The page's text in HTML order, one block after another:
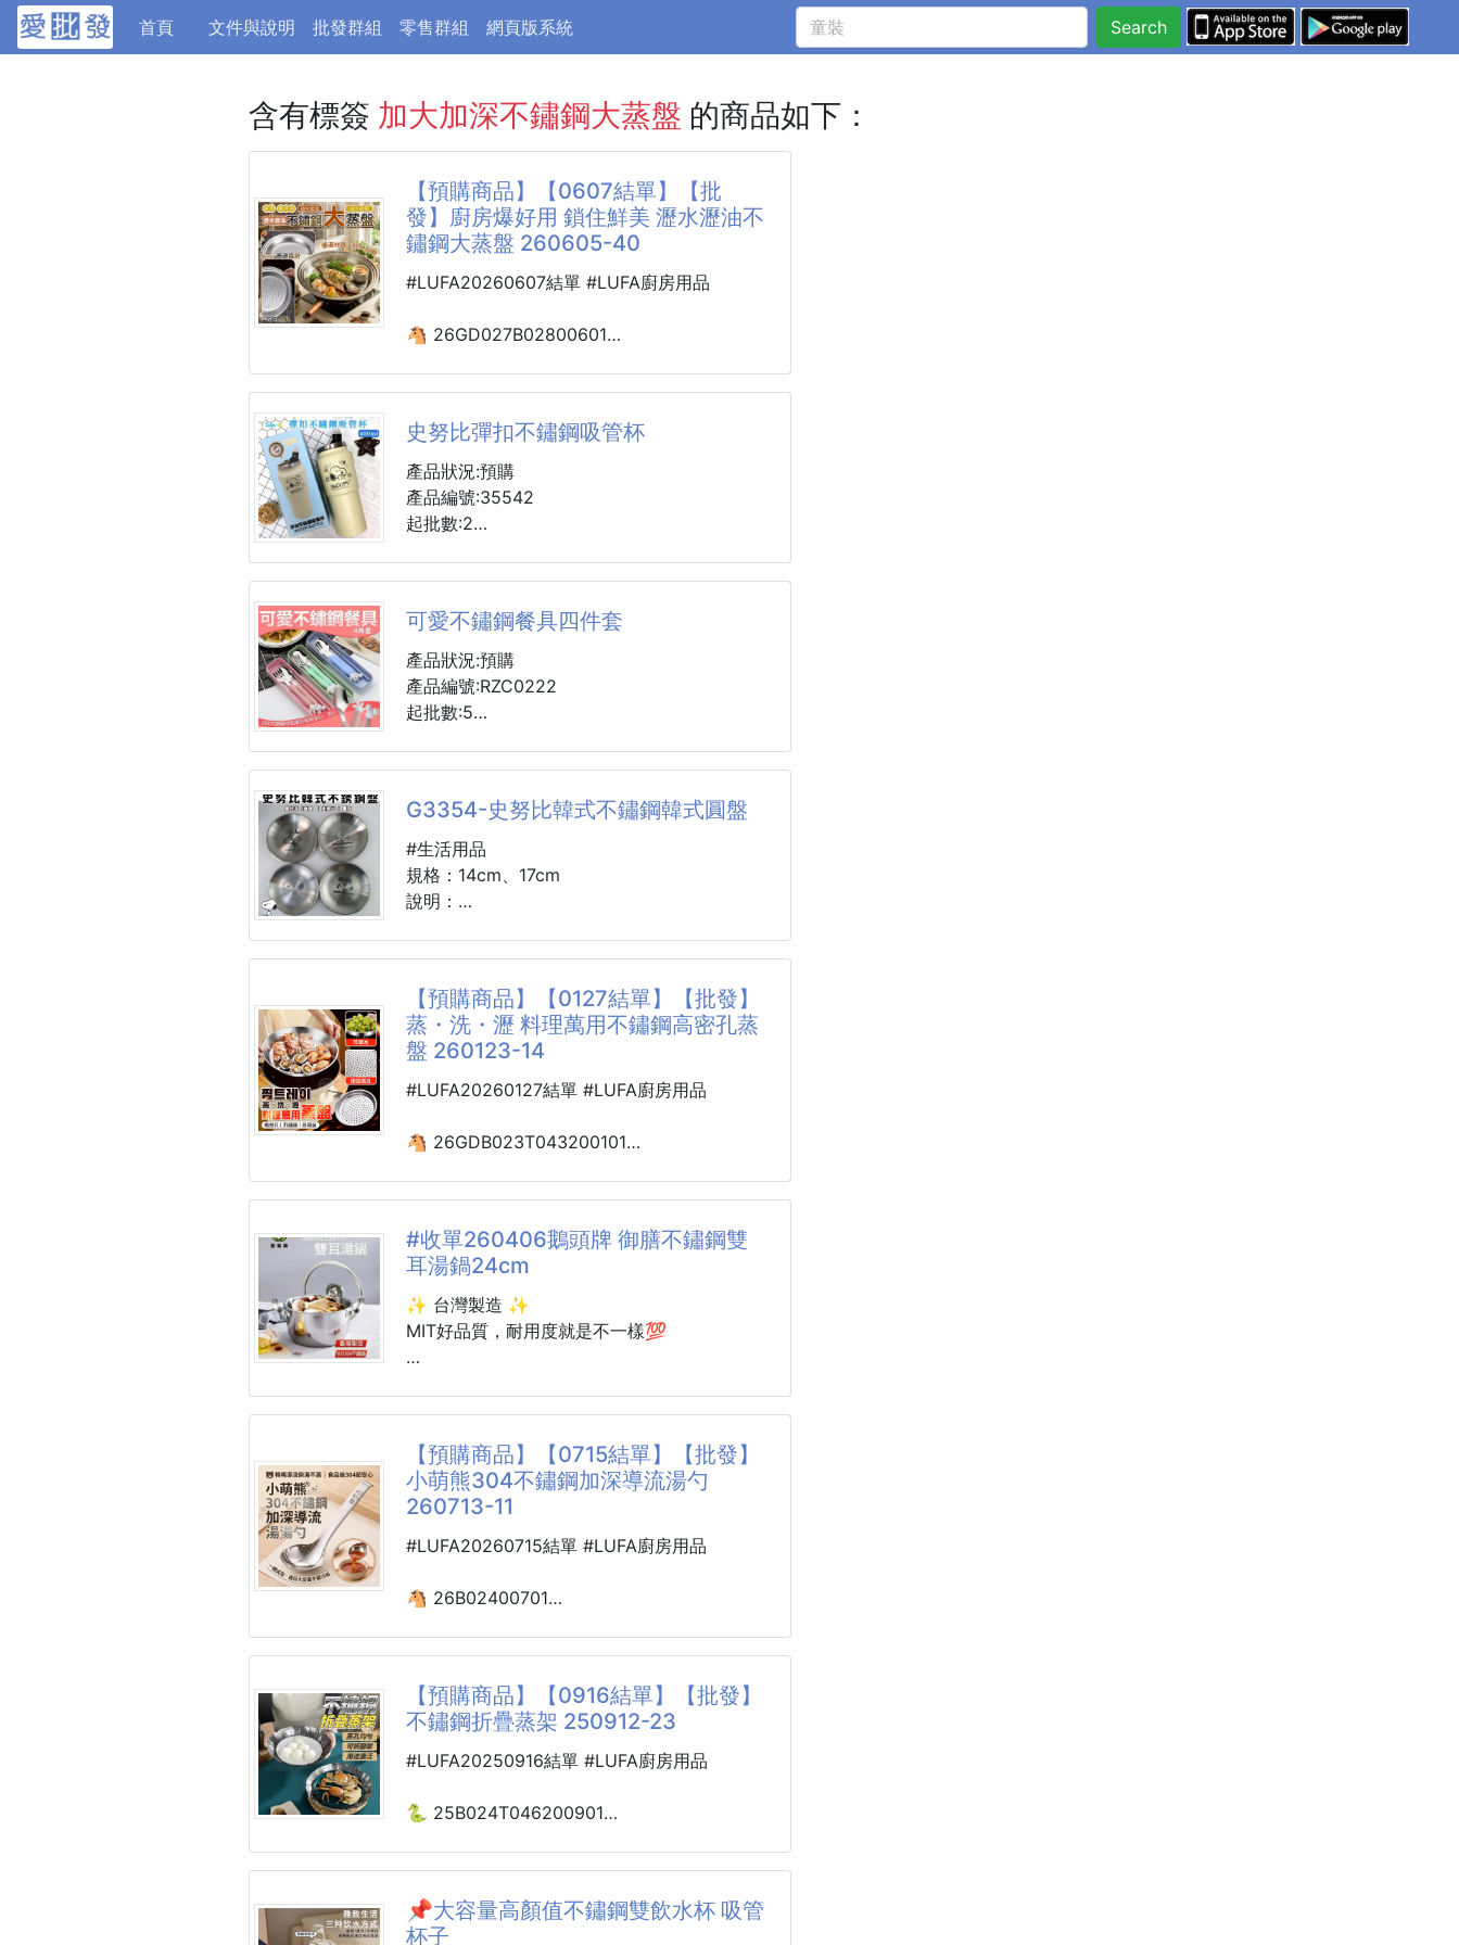
首頁(current)文件與說明 批發群組 零售群組 網頁版系統 Search
含有標簽 加大加深不鏽鋼大蒸盤 的商品如下：
【預購商品】【0607結單】【批
發】廚房爆好用 鎖住鮮美 瀝水瀝油不
鏽鋼大蒸盤 260605-40
#LUFA20260607結單 #LUFA廚房用品
🐴 26GD027B02800601
【商品說明】-
還在用傳統的小蒸架，東西多一點就放不下
嗎？
換上這款#加大加深不鏽鋼大蒸盤，讓你的料理
✅鎖住鮮美：
密集均勻的蒸孔，讓蒸氣360度環繞，加熱迅
速，鎖住食材原汁原味。
✅瀝水瀝油：
特殊設計可當瀝水盤使用，洗菜、濾油一盤多
用，廚房不再亂糟糟。
✅加大空間：
超大直徑，整條魚、整盤螃蟹、甚至蒸蛋跟配
菜同時上桌都沒問題。
✅安心材
史努比彈扣不鏽鋼吸管杯
產品狀況:預購
產品編號:35542
起批數:2
#史努比 #不鏽鋼 #吸管杯
可愛不鏽鋼餐具四件套
產品狀況:預購
產品編號:RZC0222
起批數:5
可愛又迷人的卡通角色陪伴我吃飯～
繽紛色彩配上食物，簡直色香味俱全～
３０４不鏽鋼材質讓我吃進去很安心，外面的
免洗餐具超可怕的，一定要自己帶自己的才衛
還有附帶盒子裝我的吃飯功具，買一個有四
叉子特殊的防掉設計，更不用讓我再那邊戳個
老半天還叉不起來～
hen~~貼心又安心的外帶餐具組~揪感心唷～
（ ^.＜ ）揪咪
#不鏽鋼餐具 #不鏽鋼 #餐具 #廚房用品
G3354-史努比韓式不鏽鋼韓式圓盤
#生活用品
規格：14cm、17cm
說明：
🐶史努比🐶超級卡哇伊💖💖
✨超萌餐盤～來啦✨✨✨✨
🟡中秋節必備商品🟡
😎超好用～一定要多＋幾組～
♻️韓式～不銹鋼材質♻️
🌈輕巧好拿小朋友也能用
🌈易清洗不殘油不染色
🌈不鏽鋼材質耐用抗摔
🌟高顏值＋超實用
💯小朋友用餐更有興趣
🎁送禮自用都好看
🦴吃飯吐骨頭的盤子
👩‍👧孩子專屬用餐神器
🍱當餐盤、水果盤、零食盤
🈵️不怕
【預購商品】【0127結單】【批發】
蒸・洗・瀝 料理萬用不鏽鋼高密孔蒸
盤 260123-14
#LUFA20260127結單 #LUFA廚房用品
🐴 26GDB023T043200101
🔥🍽️【一盤搞定蒸・洗・瀝】廚房必備神助手
來了！🍤🥬
《蒸・洗・瀝料理萬用不鏽鋼高密孔蒸盤》
省時、省力、又省空間，讓下廚變得超～輕～
鬆！😆👩🍳
🌟多用途設計｜一盤多用超方便
🍤蒸海鮮｜鎖住鮮甜原味
🥟蒸包子、饅頭｜受熱均勻不濕底
🥬洗蔬果｜瀝水快速不積水
💧瀝乾食材｜料理前後都好用
🔥高密度蒸孔設計，蒸氣
#收單260406鵝頭牌 御膳不鏽鋼雙
耳湯鍋24cm
✨ 台灣製造 ✨
MIT好品質，耐用度就是不一樣💯
💰優惠價只要 ？？？元 💰
買到賺到，絕對是廚房必備神器🔥
✔️ 鍋身#304極特厚不鏽鋼，堅硬不氧化，導
✔️ 內外砂面＋亮面拋光工藝 → 高雅質感，清
✔️ G型鍋蓋設計 → 烹煮時形成水膜密封，鎖
住食材原汁原味
✔️ 鍋蓋吊掛設計 → 40°、90°都能掛，不怕鍋
蓋沒地方放
✔️ 適用爐具超廣 → ✅瓦斯爐 ✅電陶爐 ✅黑
晶爐 ✅卡式爐
💖 一鍋多用 → 煮湯、燉補、煮麵、火鍋都方
【預購商品】【0715結單】【批發】
小萌熊304不鏽鋼加深導流湯勺
260713-11
#LUFA20260715結單 #LUFA廚房用品
🐴 26B02400701
🥄食品級304不鏽鋼材質，接觸食材更安心
整支湯勺採加厚304不鏽鋼一體打造，不含有
害重金屬，盛熱湯、高溫醬汁不會析出異味。
化發黑，老人、小孩用餐都安全。
心使用。
🦆鴨嘴導流專利造型，倒湯完全不灑漏
勺頭一側延伸鴨嘴導流口，傾倒湯汁、醬油、
【預購商品】【0916結單】【批發】
不鏽鋼折疊蒸架 250912-23
#LUFA20250916結單 #LUFA廚房用品
🐍 25B024T046200901
寶子們！挖到超實用的不銹鋼折疊蒸架，蒸孔
📌大容量高顏值不鏽鋼雙飲水杯 吸管
杯子